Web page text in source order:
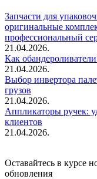
Запчасти для
оригинальные
профессиональный
21.04.2026.
Как
21.04.2026.
Выбор инвертора
грузов
21.04.2026.
Аппликаторы ручек:
клиентов
21.04.2026.
Оставайтесь в курсе
обновления